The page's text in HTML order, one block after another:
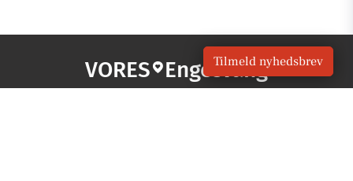
VORES Engesvang
Tilmeld nyhedsbrev